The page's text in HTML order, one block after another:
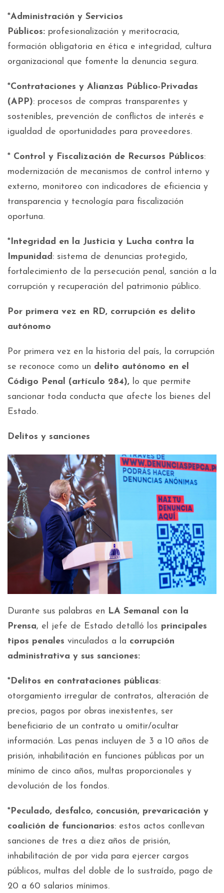
*Administración y Servicios
Públicos: profesionalización y meritocracia,
formación obligatoria en ética e integridad, cultura
organizacional que fomente la denuncia segura.
*Contrataciones y Alianzas Público-Privadas
(APP): procesos de compras transparentes y
sostenibles, prevención de conflictos de interés e
igualdad de oportunidades para proveedores.
* Control y Fiscalización de Recursos Públicos:
modernización de mecanismos de control interno y
externo, monitoreo con indicadores de eficiencia y
transparencia y tecnología para fiscalización
oportuna.
*Integridad en la Justicia y Lucha contra la
Impunidad: sistema de denuncias protegido,
fortalecimiento de la persecución penal, sanción a la
corrupción y recuperación del patrimonio público.
Por primera vez en RD, corrupción es delito
autónomo
Por primera vez en la historia del país, la corrupción
se reconoce como un delito autónomo en el
Código Penal (artículo 284), lo que permite
sancionar toda conducta que afecte los bienes del
Estado.
Delitos y sanciones
Durante sus palabras en LA Semanal con la
Prensa, el jefe de Estado detalló los principales
tipos penales vinculados a la corrupción
administrativa y sus sanciones:
*Delitos en contrataciones públicas:
otorgamiento irregular de contratos, alteración de
precios, pagos por obras inexistentes, ser
beneficiario de un contrato u omitir/ocultar
información. Las penas incluyen de 3 a 10 años de
prisión, inhabilitación en funciones públicas por un
mínimo de cinco años, multas proporcionales y
devolución de los fondos.
*Peculado, desfalco, concusión, prevaricación y
coalición de funcionarios: estos actos conllevan
sanciones de tres a diez años de prisión,
inhabilitación de por vida para ejercer cargos
públicos, multas del doble de lo sustraído, pago de
20 a 60 salarios mínimos.